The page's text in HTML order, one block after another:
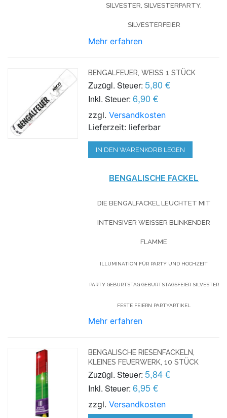
SILVESTER, SILVESTERPARTY,
SILVESTERFEIER
Mehr erfahren
BENGALFEUER, WEISS 1 STÜCK
Zuzügl. Steuer: 5,80 €
Inkl. Steuer: 6,90 €
zzgl.Versandkosten
Lieferzeit: lieferbar
IN DEN WARENKORB LEGEN
BENGALISCHE FACKEL
DIE BENGALFACKEL LEUCHTET MIT
INTENSIVER WEISSER BLINKENDER
FLAMME
ILLUMINATION FÜR PARTY UND HOCHZEIT
PARTY GEBURTSTAG GEBURTSTAGSFEIER SILVESTER
FESTE FEIERN PARTYARTIKEL
Mehr erfahren
BENGALISCHE RIESENFACKELN,
KLEINES FEUERWERK, 10 STÜCK
Zuzügl. Steuer: 5,84 €
Inkl. Steuer: 6,95 €
zzgl.Versandkosten